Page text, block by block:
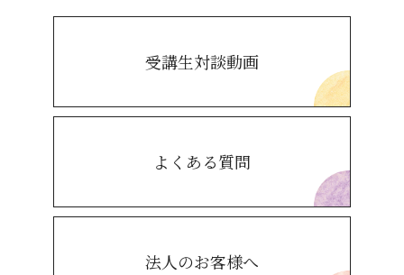
受講生対談動画
よくある質問
法人のお客様へ